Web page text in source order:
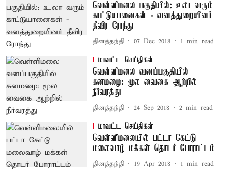
வெள்ளிமலை பகுதியில்: உலா வரும்
காட்டுயானைகள் - வனத்துறையினர்
தீவிர ரோந்து
தினத்தந்தி 07 Dec 2018 1 min read
மாவட்ட செய்திகள்
வெள்ளிமலை வனப்பகுதியில்
கனமழை: மூல வைகை ஆற்றில்
நீர்வரத்து
தினத்தந்தி 24 Sep 2018 2 min read
மாவட்ட செய்திகள்
வெள்ளிமலையில் பட்டா கேட்டு
மலைவாழ் மக்கள் தொடர் போராட்டம்
தினத்தந்தி 19 Apr 2018 1 min read